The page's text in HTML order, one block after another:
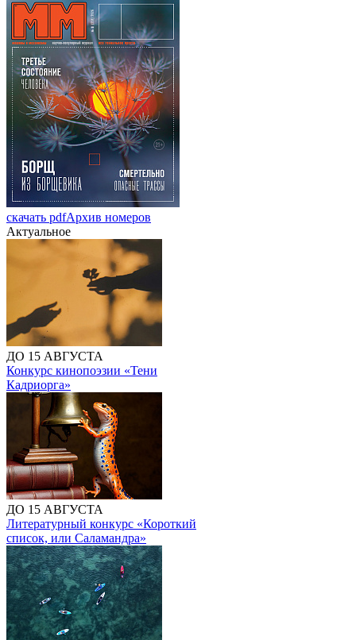
скачать pdfАрхив номеров
Актуальное
ДО 15 АВГУСТА
Конкурс кинопоэзии «Тени
Кадриорга»
ДО 15 АВГУСТА
Литературный конкурс «Короткий
список, или Саламандра»